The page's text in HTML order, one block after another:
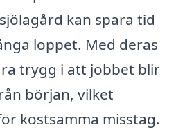
kan spara tid
loppet. Med deras
trygg i att jobbet blir
början, vilket
kostsamma misstag.